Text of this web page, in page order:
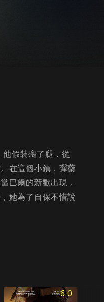
假裝瘸了腿，從
在這個小鎮，彈藥
巴爾的新歡出現，
她為了自保不惜說
6.0